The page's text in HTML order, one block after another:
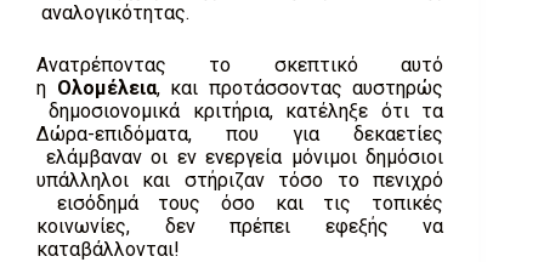
αναλογικότητας.
Ανατρέποντας το σκεπτικό αυτό
η Ολομέλεια, και προτάσσοντας αυστηρώς
δημοσιονομικά κριτήρια, κατέληξε ότι τα
Δώρα-επιδόματα, που για δεκαετίες
ελάμβαναν οι εν ενεργεία μόνιμοι δημόσιοι
υπάλληλοι και στήριζαν τόσο το πενιχρό
εισόδημά τους όσο και τις τοπικές
κοινωνίες, δεν πρέπει εφεξής να
καταβάλλονται!